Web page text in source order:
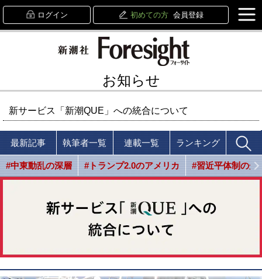
ログイン 初めての方 会員登録
お知らせ
新サービス「新潮QUE」への統合について
最新記事 執筆者一覧 連載一覧 ランキング
#中東動乱の深層 #トランプ2.0のアメリカ #習近平体制の光